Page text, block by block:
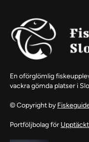
En oförglömlig
vackra gömda platser i
© Copyright by
Portföljbolag för